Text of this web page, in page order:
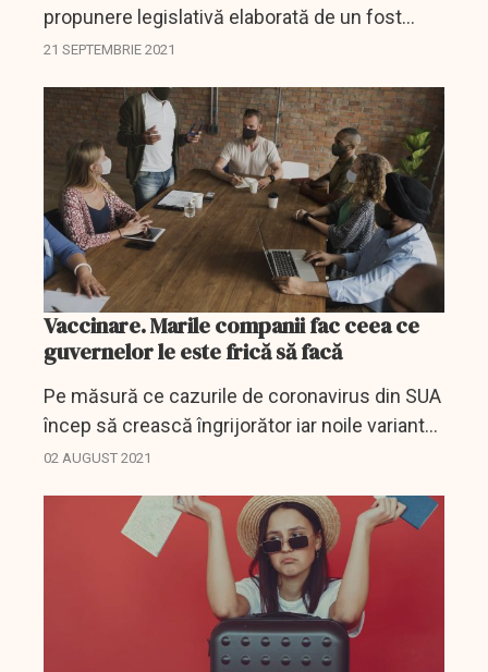
propunere legislativă elaborată de un fost
ministru al Muncii, în prezent deputat, proiect
întreg procesul...
21 SEPTEMBRIE 2021
Vaccinare. Marile companii fac ceea ce
guvernelor le este frică să facă
Pe măsură ce cazurile de coronavirus din SUA
încep să crească îngrijorător iar noile variante
zădărnicesc reîntoarcerea la viața normală
02 AUGUST 2021